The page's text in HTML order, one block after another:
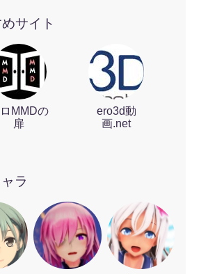
サイト
MMDの
扉
ero3d動
画.net
ラ